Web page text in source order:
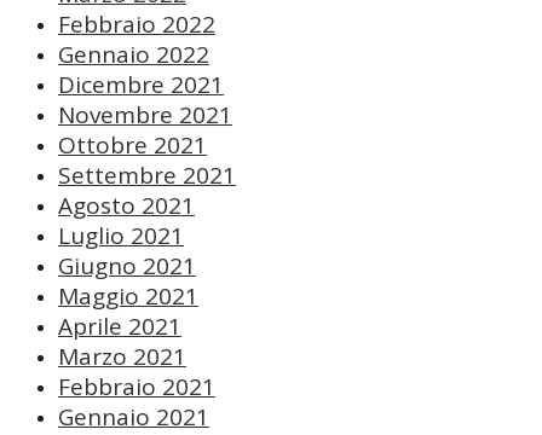
Febbraio 2022
Gennaio 2022
Dicembre 2021
Novembre 2021
Ottobre 2021
Settembre 2021
Agosto 2021
Luglio 2021
Giugno 2021
Maggio 2021
Aprile 2021
Marzo 2021
Febbraio 2021
Gennaio 2021